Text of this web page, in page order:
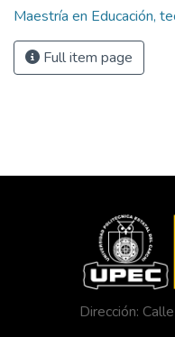
Maestría en Educación,
Full item page
Dirección: